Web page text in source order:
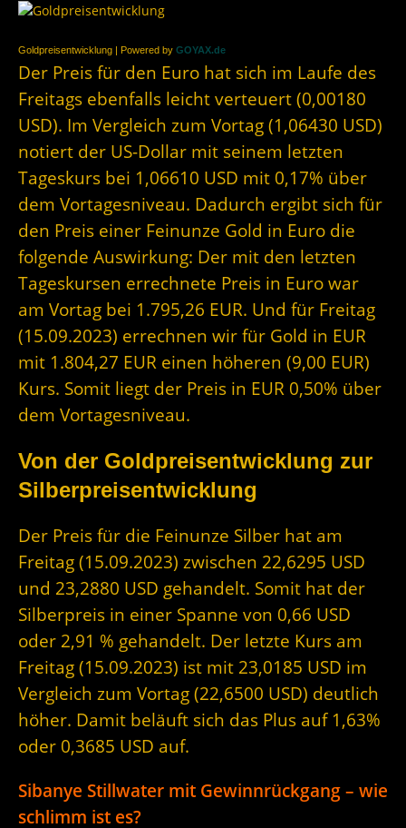
Goldpreisentwicklung | Powered by GOYAX.de
Der Preis für den Euro hat sich im Laufe des
Freitags ebenfalls leicht verteuert (0,00180
USD). Im Vergleich zum Vortag (1,06430 USD)
notiert der US-Dollar mit seinem letzten
Tageskurs bei 1,06610 USD mit 0,17% über
dem Vortagesniveau. Dadurch ergibt sich für
den Preis einer Feinunze Gold in Euro die
folgende Auswirkung: Der mit den letzten
Tageskursen errechnete Preis in Euro war
am Vortag bei 1.795,26 EUR. Und für Freitag
(15.09.2023) errechnen wir für Gold in EUR
mit 1.804,27 EUR einen höheren (9,00 EUR)
Kurs. Somit liegt der Preis in EUR 0,50% über
dem Vortagesniveau.
Von der Goldpreisentwicklung zur
Silberpreisentwicklung
Der Preis für die Feinunze Silber hat am
Freitag (15.09.2023) zwischen 22,6295 USD
und 23,2880 USD gehandelt. Somit hat der
Silberpreis in einer Spanne von 0,66 USD
oder 2,91 % gehandelt. Der letzte Kurs am
Freitag (15.09.2023) ist mit 23,0185 USD im
Vergleich zum Vortag (22,6500 USD) deutlich
höher. Damit beläuft sich das Plus auf 1,63%
oder 0,3685 USD auf.
Sibanye Stillwater mit Gewinnrückgang – wie
schlimm ist es?